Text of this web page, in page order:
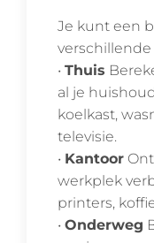
Je kunt een
verschillende
• Thuis
al je
koelkast,
televisie.
• Kantoor
werkplek
printers,
• Onderweg